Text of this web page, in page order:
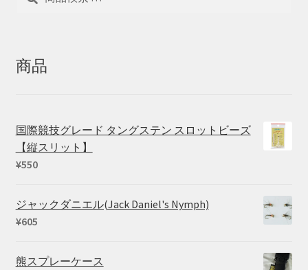
商品
国際競技グレード タングステン スロットビーズ
【縦スリット】
¥550
ジャックダニエル(Jack Daniel's Nymph)
¥605
熊スプレーケース